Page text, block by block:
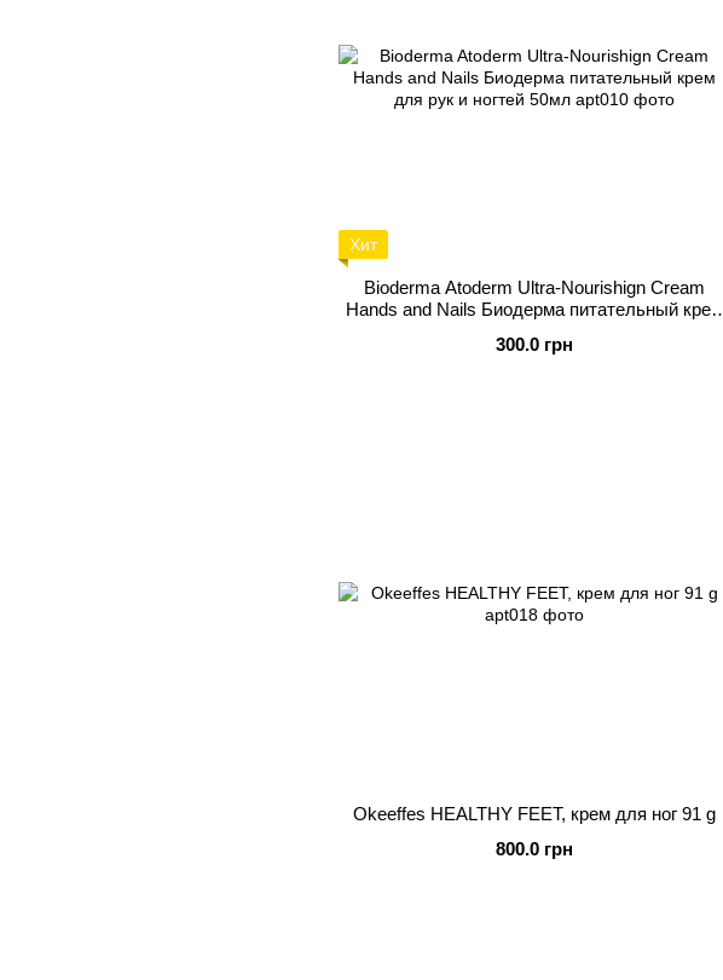
Хит
Bioderma Atoderm Ultra-Nourishign Cream
Hands and Nails Биодерма питательный крем
300.0 грн
Okeeffes HEALTHY FEET, крем для ног 91 g
800.0 грн